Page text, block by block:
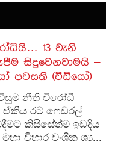
13 වැනි
සිදුවෙනවාමයි –
පවසති (වීඩියෝ)
නීති විරෝධී
රට ෆෙඩරල්
කිසිසේත්ම ඉඩදිය
විහාර වංශික ශ්‍ය...